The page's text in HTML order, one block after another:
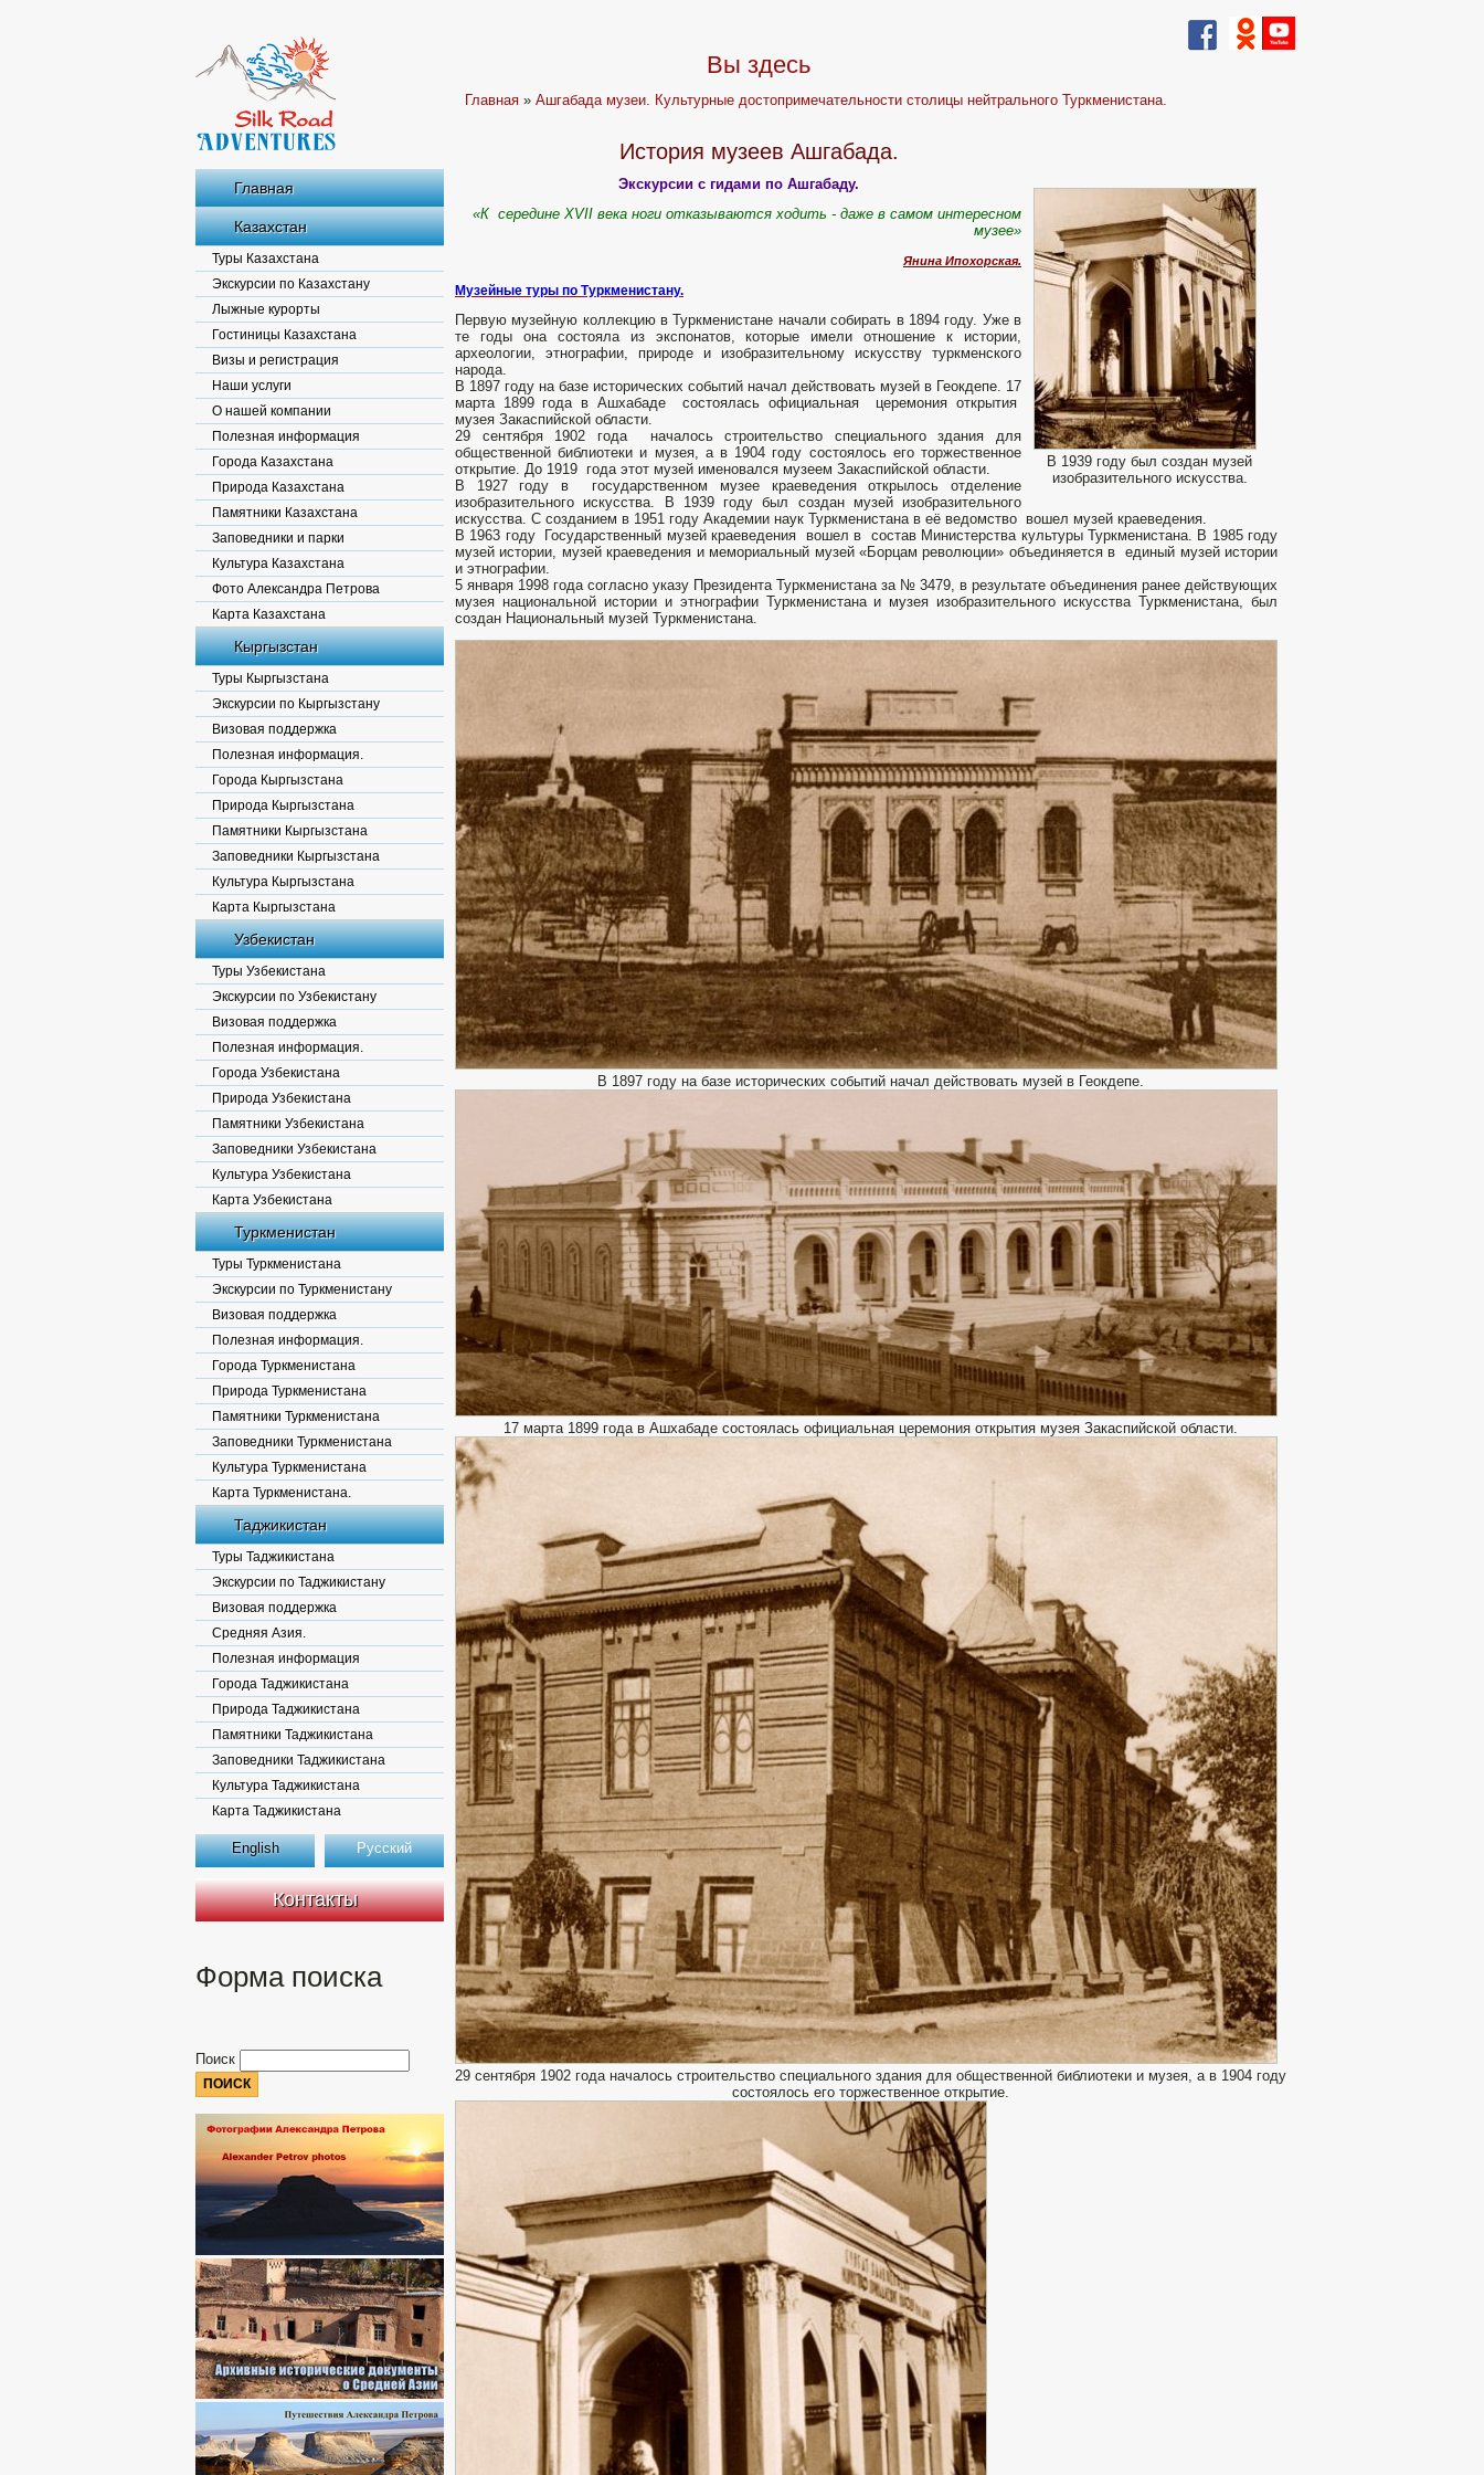
Главная
Казахстан
Туры Казахстана
Экскурсии по Казахстану
Лыжные курорты
Гостиницы Казахстана
Визы и регистрация
Наши услуги
О нашей компании
Полезная информация
Города Казахстана
Природа Казахстана
Памятники Казахстана
Заповедники и парки
Культура Казахстана
Фото Александра Петрова
Карта Казахстана
Кыргызстан
Туры Кыргызстана
Экскурсии по Кыргызстану
Визовая поддержка
Полезная информация.
Города Кыргызстана
Природа Кыргызстана
Памятники Кыргызстана
Заповедники Кыргызстана
Культура Кыргызстана
Карта Кыргызстана
Узбекистан
Туры Узбекистана
Экскурсии по Узбекистану
Визовая поддержка
Полезная информация.
Города Узбекистана
Природа Узбекистана
Памятники Узбекистана
Заповедники Узбекистана
Культура Узбекистана
Карта Узбекистана
Туркменистан
Туры Туркменистана
Экскурсии по Туркменистану
Визовая поддержка
Полезная информация.
Города Туркменистана
Природа Туркменистана
Памятники Туркменистана
Заповедники Туркменистана
Культура Туркменистана
Карта Туркменистана.
Таджикистан
Туры Таджикистана
Экскурсии по Таджикистану
Визовая поддержка
Средняя Азия.
Полезная информация
Города Таджикистана
Природа Таджикистана
Памятники Таджикистана
Заповедники Таджикистана
Культура Таджикистана
Карта Таджикистана
English Русский
Контакты
Форма поиска
Поиск
Вы здесь
Главная »Ашгабада музеи. Культурные достопримечательности столицы нейтрального Туркменистана.
История музеев Ашгабада.
В 1939 году был создан музей
изобразительного искусства.
Экскурсии с гидами по Ашгабаду.
«К середине XVII века ноги отказываются ходить - даже в самом интересном
музее»
Янина Ипохорская.
Музейные туры по Туркменистану.
Первую музейную коллекцию в Туркменистане начали собирать в 1894 году. Уже в
те годы она состояла из экспонатов, которые имели отношение к истории,
археологии, этнографии, природе и изобразительному искусству туркменского
народа.
В 1897 году на базе исторических событий начал действовать музей в Геокдепе. 17
марта 1899 года в Ашхабаде состоялась официальная церемония открытия
музея Закаспийской области.
29 сентября 1902 года началось строительство специального здания для
общественной библиотеки и музея, а в 1904 году состоялось его торжественное
открытие. До 1919 года этот музей именовался музеем Закаспийской области.
В 1927 году в государственном музее краеведения открылось отделение
изобразительного искусства. В 1939 году был создан музей изобразительного
искусства. С созданием в 1951 году Академии наук Туркменистана в её ведомство вошел музей краеведения.
В 1963 году Государственный музей краеведения вошел в состав Министерства культуры Туркменистана. В 1985 году
музей истории, музей краеведения и мемориальный музей «Борцам революции» объединяется в единый музей истории
и этнографии.
5 января 1998 года согласно указу Президента Туркменистана за № 3479, в результате объединения ранее действующих
музея национальной истории и этнографии Туркменистана и музея изобразительного искусства Туркменистана, был
создан Национальный музей Туркменистана.
В 1897 году на базе исторических событий начал действовать музей в Геокдепе.
17 марта 1899 года в Ашхабаде состоялась официальная церемония открытия музея Закаспийской области.
29 сентября 1902 года началось строительство специального здания для общественной библиотеки и музея, а в 1904 году
состоялось его торжественное открытие.